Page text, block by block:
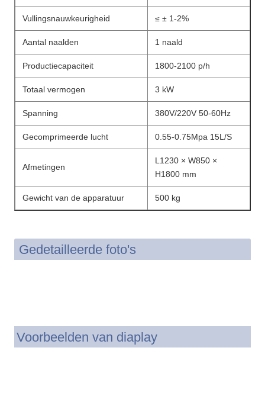
Vullingsnauwkeurigheid ≤ ± 1-2%
Aantal naalden 1 naald
Productiecapaciteit 1800-2100 p/h
Totaal vermogen 3 kW
Spanning 380V/220V 50-60Hz
Gecomprimeerde lucht 0.55-0.75Mpa 15L/S
Afmetingen
L1230 × W850 ×
H1800 mm
Gewicht van de apparatuur 500 kg
Gedetailleerde foto's
Voorbeelden van diaplay